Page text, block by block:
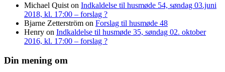
Michael Quist on Indkaldelse til husmøde 54, søndag 03.juni
2018, kl. 17:00 – forslag ?
Bjarne Zetterström on Forslag til husmøde 48
Henry on Indkaldelse til husmøde 35, søndag 02. oktober
2016, kl. 17:00 – forslag ?
Din mening om